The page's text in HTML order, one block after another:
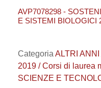
AVP7078298 -
E SISTEMI BIOLOGICI
Categoria ALTRI
2019 / Corsi di laurea
SCIENZE E